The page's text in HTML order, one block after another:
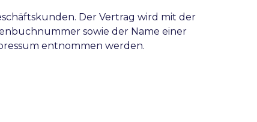
Der Vertrag wird mit der
sowie der Name einer
entnommen werden.